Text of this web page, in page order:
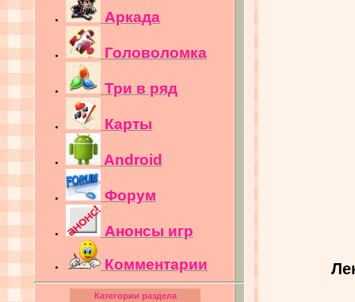
Аркада
Головоломка
Три в ряд
Карты
Android
Форум
Анонсы игр
Комментарии
Категории раздела